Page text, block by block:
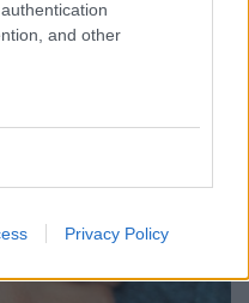
and other
Privacy Policy